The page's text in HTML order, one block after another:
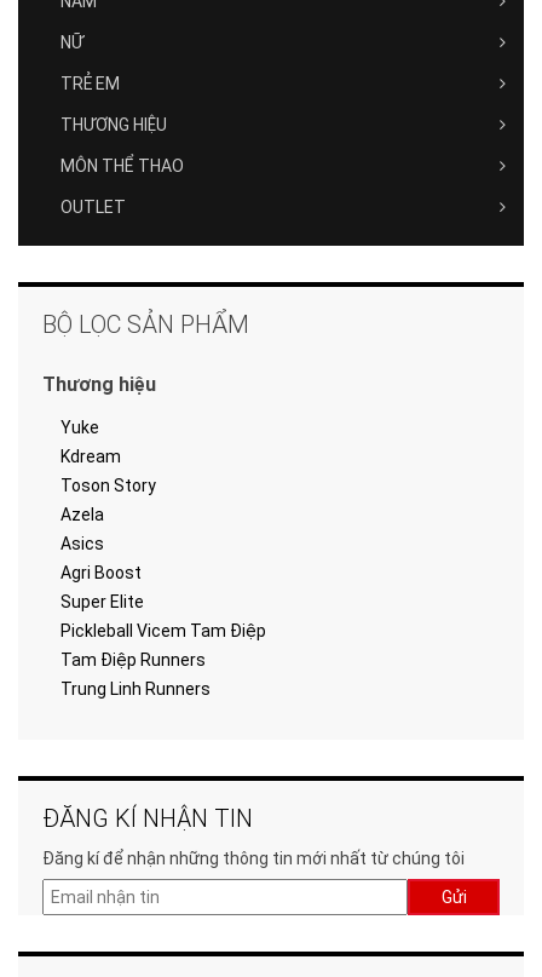
NỮ
TRẺ EM
THƯƠNG HIỆU
MÔN THỂ THAO
OUTLET
BỘ LỌC SẢN PHẨM
Thương hiệu
Yuke
Kdream
Toson Story
Azela
Asics
Agri Boost
Super Elite
Pickleball Vicem Tam Điệp
Tam Điệp Runners
Trung Linh Runners
ĐĂNG KÍ NHẬN TIN
Đăng kí để nhận những thông tin mới nhất từ chúng tôi
Gửi